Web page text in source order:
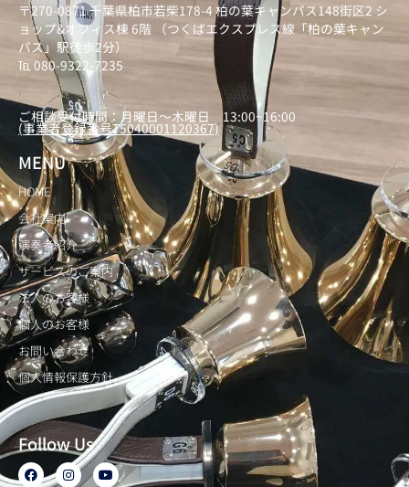
〒270-0871 千葉県柏市若柴178-4 柏の葉キャンパス148街区2 シ
ョップ&オフィス棟 6階 （つくばエクスプレス線「柏の葉キャン
パス」駅徒歩2分）
℡ 080-9322-7235
）
ご相談受付時間：月曜日～木曜日 13:00~16:00
(事業者登録番号T5040001120367)
MENU
HOME
会社案内
演奏者紹介
サービスのご案内
法人のお客様
個人のお客様
お問い合わせ
個人情報保護方針
Follow Us
F
a
I
n
Y
o